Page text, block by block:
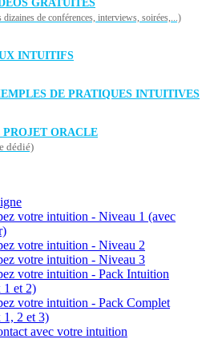
GRATUITES
dizaines de conférences, interviews, soirées,...)
INTUITIFS
DE PRATIQUES INTUITIVES
PROJET ORACLE
dédié)
votre intuition - Niveau 1 (avec
votre intuition - Niveau 2
votre intuition - Niveau 3
votre intuition - Pack Intuition
1 et 2)
votre intuition - Pack Complet
2 et 3)
avec votre intuition